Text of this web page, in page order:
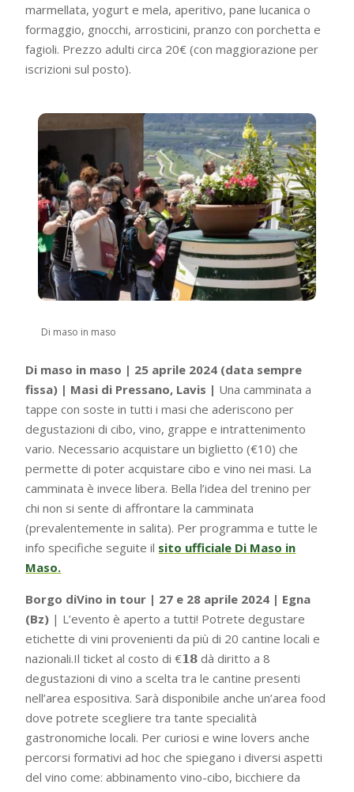
marmellata, yogurt e mela, aperitivo, pane lucanica o
formaggio, gnocchi, arrosticini, pranzo con porchetta e
fagioli. Prezzo adulti circa 20€ (con maggiorazione per
iscrizioni sul posto).
Di maso in maso
Di maso in maso | 25 aprile 2024 (data sempre
fissa) | Masi di Pressano, Lavis | Una camminata a
tappe con soste in tutti i masi che aderiscono per
degustazioni di cibo, vino, grappe e intrattenimento
vario. Necessario acquistare un biglietto (€10) che
permette di poter acquistare cibo e vino nei masi. La
camminata è invece libera. Bella l’idea del trenino per
chi non si sente di affrontare la camminata
(prevalentemente in salita). Per programma e tutte le
info specifiche seguite il sito ufficiale Di Maso in
Maso.
Borgo diVino in tour | 27 e 28 aprile 2024 | Egna
(Bz) | L’evento è aperto a tutti! Potrete degustare
etichette di vini provenienti da più di 20 cantine locali e
nazionali.Il ticket al costo di €𝟭𝟴 dà diritto a 8
degustazioni di vino a scelta tra le cantine presenti
nell’area espositiva. Sarà disponibile anche un’area food
dove potrete scegliere tra tante specialità
gastronomiche locali. Per curiosi e wine lovers anche
percorsi formativi ad hoc che spiegano i diversi aspetti
del vino come: abbinamento vino-cibo, bicchiere da